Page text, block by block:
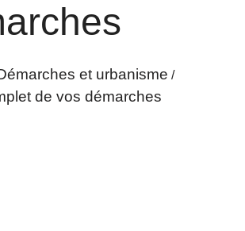
et urbanisme /
de vos démarches